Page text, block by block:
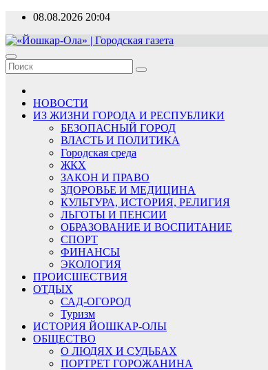
Перейти
содержимому
08.08.2026 20:04
«Йошкар-Ола» | Городская газета
Новости, события, люди
НОВОСТИ
ИЗ ЖИЗНИ ГОРОДА И РЕСПУБЛИКИ
БЕЗОПАСНЫЙ ГОРОД
ВЛАСТЬ И ПОЛИТИКА
Городская среда
ЖКХ
ЗАКОН И ПРАВО
ЗДОРОВЬЕ И МЕДИЦИНА
КУЛЬТУРА, ИСТОРИЯ, РЕЛИГИЯ
ЛЬГОТЫ И ПЕНСИИ
ОБРАЗОВАНИЕ И ВОСПИТАНИЕ
СПОРТ
ФИНАНСЫ
ЭКОЛОГИЯ
ПРОИСШЕСТВИЯ
ОТДЫХ
САД-ОГОРОД
Туризм
ИСТОРИЯ ЙОШКАР-ОЛЫ
ОБЩЕСТВО
О ЛЮДЯХ И СУДЬБАХ
ПОРТРЕТ ГОРОЖАНИНА